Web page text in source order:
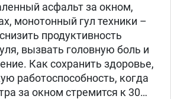
асфальт за окном,
монотонный гул техники –
продуктивность
вызвать головную боль и
Как сохранить здоровье,
работоспособность, когда
за окном стремится к 30